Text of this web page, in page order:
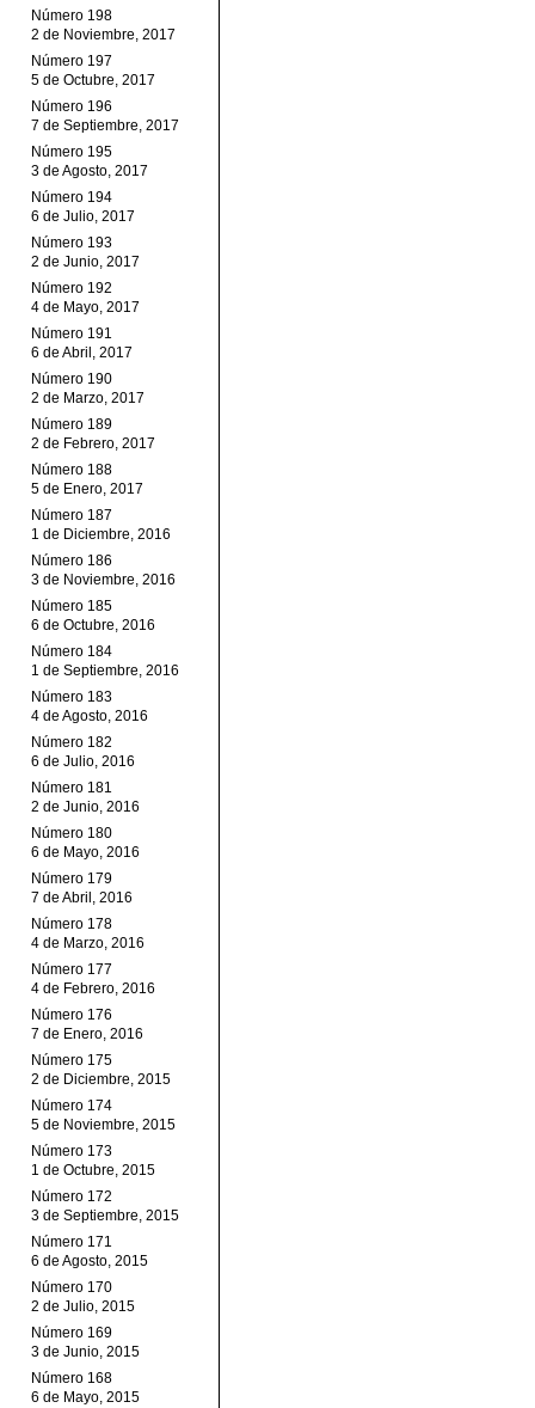
Número 198
2 de Noviembre, 2017
Número 197
5 de Octubre, 2017
Número 196
7 de Septiembre, 2017
Número 195
3 de Agosto, 2017
Número 194
6 de Julio, 2017
Número 193
2 de Junio, 2017
Número 192
4 de Mayo, 2017
Número 191
6 de Abril, 2017
Número 190
2 de Marzo, 2017
Número 189
2 de Febrero, 2017
Número 188
5 de Enero, 2017
Número 187
1 de Diciembre, 2016
Número 186
3 de Noviembre, 2016
Número 185
6 de Octubre, 2016
Número 184
1 de Septiembre, 2016
Número 183
4 de Agosto, 2016
Número 182
6 de Julio, 2016
Número 181
2 de Junio, 2016
Número 180
6 de Mayo, 2016
Número 179
7 de Abril, 2016
Número 178
4 de Marzo, 2016
Número 177
4 de Febrero, 2016
Número 176
7 de Enero, 2016
Número 175
2 de Diciembre, 2015
Número 174
5 de Noviembre, 2015
Número 173
1 de Octubre, 2015
Número 172
3 de Septiembre, 2015
Número 171
6 de Agosto, 2015
Número 170
2 de Julio, 2015
Número 169
3 de Junio, 2015
Número 168
6 de Mayo, 2015